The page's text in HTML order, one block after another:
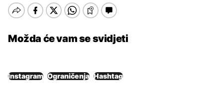
Možda će vam se svidjeti
Instagram Ograničenja Hashtag